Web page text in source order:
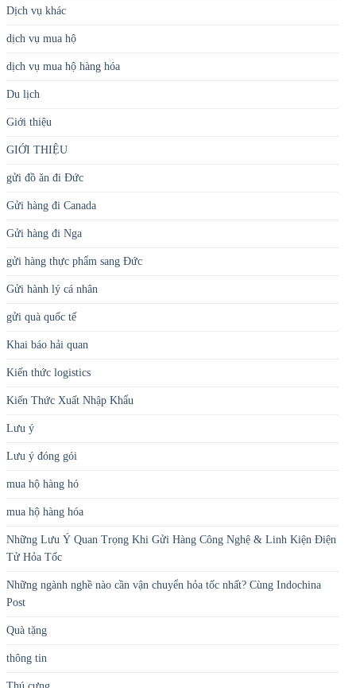
Dịch vụ khác
dịch vụ mua hộ
dịch vụ mua hộ hàng hóa
Du lịch
Giới thiệu
GIỚI THIỆU
gửi đồ ăn đi Đức
Gửi hàng đi Canada
Gửi hàng đi Nga
gửi hàng thực phẩm sang Đức
Gửi hành lý cá nhân
gửi quà quốc tế
Khai báo hải quan
Kiến thức logistics
Kiến Thức Xuất Nhập Khẩu
Lưu ý
Lưu ý đóng gói
mua hộ hàng hó
mua hộ hàng hóa
Những Lưu Ý Quan Trọng Khi Gửi Hàng Công Nghệ & Linh Kiện Điện
Tử Hỏa Tốc
Những ngành nghề nào cần vận chuyển hỏa tốc nhất? Cùng Indochina
Post
Quà tặng
thông tin